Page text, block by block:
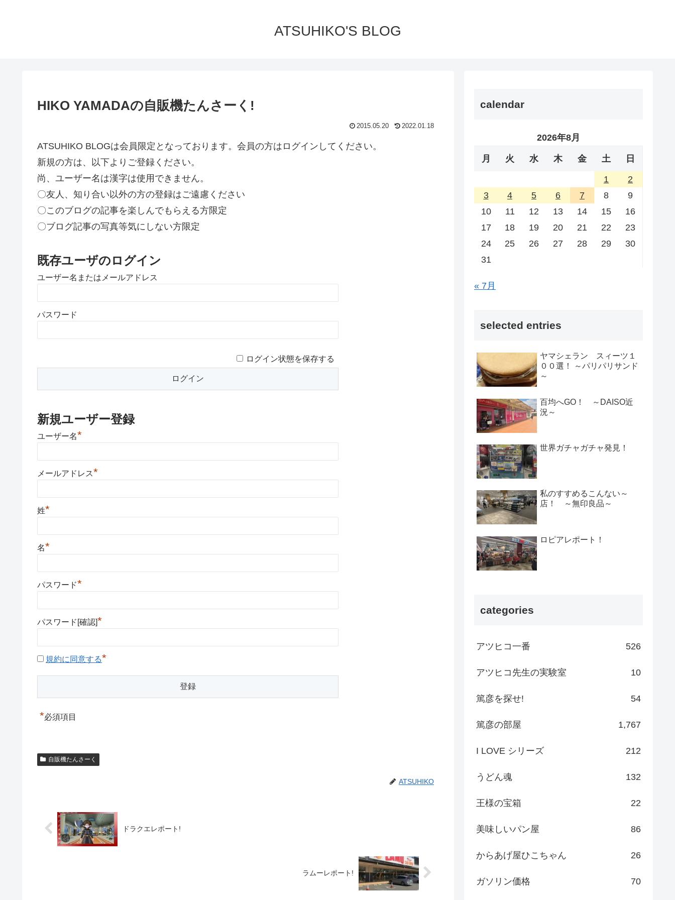
ATSUHIKO'S BLOG
HIKO YAMADAの自販機たんさーく!
2015.05.20 2022.01.18
ATSUHIKO BLOGは会員限定となっております。会員の方はログインしてください。
新規の方は、以下よりご登録ください。
尚、ユーザー名は漢字は使用できません。
〇友人、知り合い以外の方の登録はご遠慮ください
〇このブログの記事を楽しんでもらえる方限定
〇ブログ記事の写真等気にしない方限定
既存ユーザのログイン
ユーザー名またはメールアドレス
パスワード
ログイン状態を保存する
新規ユーザー登録
ユーザー名*
メールアドレス*
姓*
名*
パスワード*
パスワード[確認]*
規約に同意する*
*必須項目
自販機たんさーく
ATSUHIKO
ドラクエレポート!
ラムーレポート!
calendar
2026年8月
月 火 水 木 金 土 日
1
2
3
4 5 6 7 8
9
10
11 12 13 14 15
16
17
18 19 20 21 22
23
24
25 26 27 28 29
30
31
« 7月
selected entries
ヤマシェラン スィーツ１
００選！ ～パリパリサンド
～
百均へGO！ ～DAISO近
況～
世界ガチャガチャ発見！
私のすすめるこんない～
店！ ～無印良品～
ロピアレポート！
categories
アツヒコ一番 526
アツヒコ先生の実験室 10
篤彦を探せ! 54
篤彦の部屋 1,767
I LOVE シリーズ 212
うどん魂 132
王様の宝箱 22
美味しいパン屋 86
からあげ屋ひこちゃん 26
ガソリン価格 70